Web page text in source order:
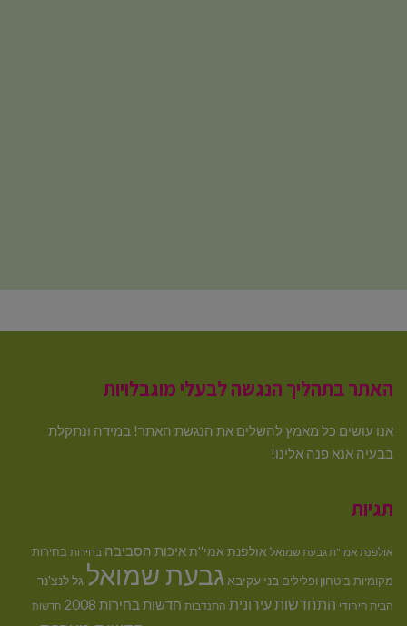
האתר בתהליך הנגשה לבעלי מוגבלויות
אנו עושים כל מאמץ להשלים את הנגשת האתר! במידה ונתקלת
בבעיה אנא פנה אלינו!
תגיות
אולפנת אמי"ת גבעת שמואל אולפנת אמי''תאיכות הסביבה בחירות בחירות
מקומיות ביטחון ופלילים בני עקיבא גבעת שמואל גל לנצ'נר
הבית היהודי התחדשות עירונית התנדבות חדשות בחירות 2008 חדשות